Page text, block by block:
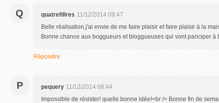
Q quatrefillres 11/12/2014 09:47
Belle réalisation,j'ai envie de me faire plaisir et faire plaisir à la
Bonne chance aux boggueurs et bloggueuses qui vont pariciper à
Répondre
P pequery 11/12/2014 08:44
Impossible de résister! quelle bonne idée!<br /> Bonne fin de